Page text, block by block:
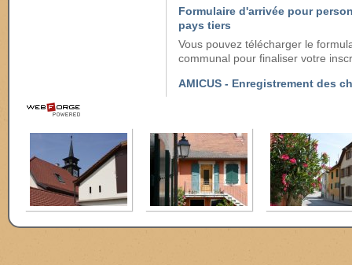
Formulaire d'arrivée pour
pays tiers
Vous pouvez télécharger le
communal pour finaliser votre
AMICUS - Enregistrement des